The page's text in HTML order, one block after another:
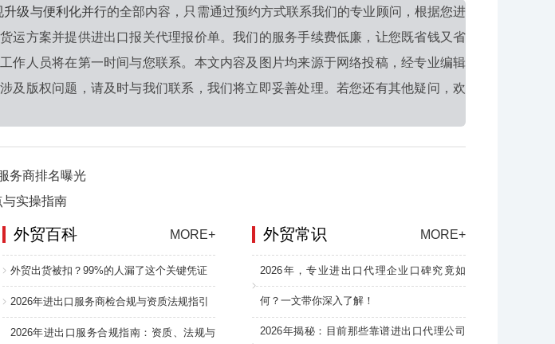
升级与便利化并行的全部内容，只需通过预约方式联系我们的专业顾问，根据您进
运方案并提供进出口报关代理报价单。我们的服务手续费低廉，让您既省钱又省
作人员将在第一时间与您联系。本文内容及图片均来源于网络投稿，经专业编辑
及版权问题，请及时与我们联系，我们将立即妥善处理。若您还有其他疑问，欢
务商排名曝光
实操指南
外贸常识 MORE+
2026年，专业进出口代理企业口碑究竟如
何？一文带你深入了解！
2026年揭秘：目前那些靠谱进出口代理公司
外贸百科 MORE+
外贸出货被扣？99%的人漏了这个关键凭证
2026年进出口服务商检合规与资质法规指引
2026年进出口服务合规指南：资质、法规与